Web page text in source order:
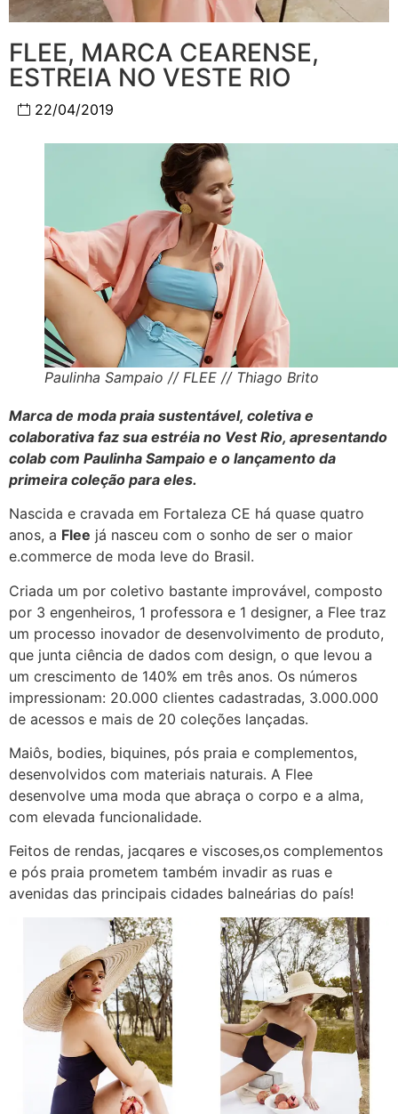
FLEE, MARCA CEARENSE,
ESTREIA NO VESTE RIO
22/04/2019
Paulinha Sampaio // FLEE // Thiago Brito
Marca de moda praia sustentável, coletiva e
colaborativa faz sua estréia no Vest Rio, apresentando
colab com Paulinha Sampaio e o lançamento da
primeira coleção para eles.
Nascida e cravada em Fortaleza CE há quase quatro
anos, a Flee já nasceu com o sonho de ser o maior
e.commerce de moda leve do Brasil.
Criada um por coletivo bastante improvável, composto
por 3 engenheiros, 1 professora e 1 designer, a Flee traz
um processo inovador de desenvolvimento de produto,
que junta ciência de dados com design, o que levou a
um crescimento de 140% em três anos. Os números
impressionam: 20.000 clientes cadastradas, 3.000.000
de acessos e mais de 20 coleções lançadas.
Maiôs, bodies, biquines, pós praia e complementos,
desenvolvidos com materiais naturais. A Flee
desenvolve uma moda que abraça o corpo e a alma,
com elevada funcionalidade.
Feitos de rendas, jacqares e viscoses,os complementos
e pós praia prometem também invadir as ruas e
avenidas das principais cidades balneárias do país!